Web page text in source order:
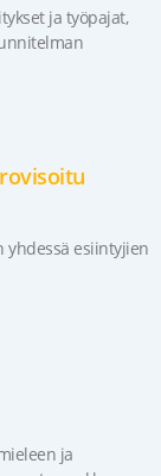
ja työpajat,
yhdessä esiintyjien
ja